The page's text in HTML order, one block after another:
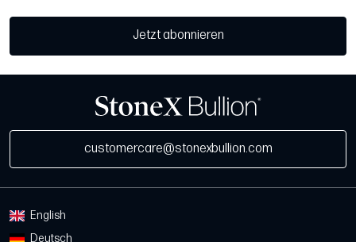
Jetzt abonnieren
customercare@stonexbullion.com
English
Deutsch